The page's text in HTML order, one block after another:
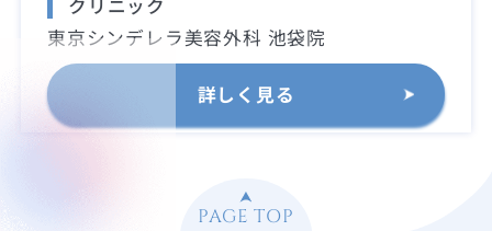
クリニック
東京シンデレラ美容外科 池袋院
詳しく見る
PAGE TOP